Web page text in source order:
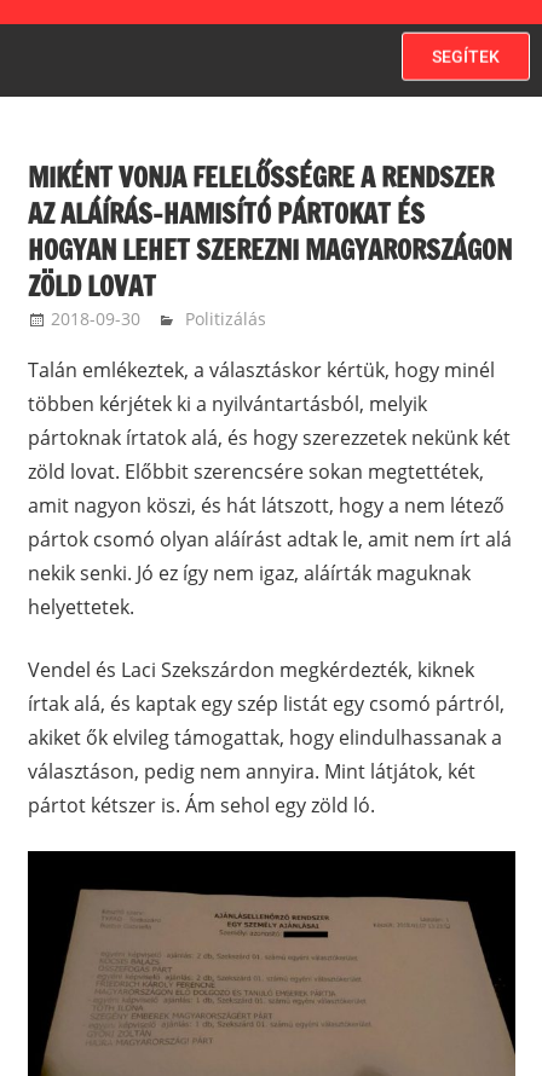
SEGÍTEK
MIKÉNT VONJA FELELŐSSÉGRE A RENDSZER
AZ ALÁÍRÁS-HAMISÍTÓ PÁRTOKAT ÉS
HOGYAN LEHET SZEREZNI MAGYARORSZÁGON
ZÖLD LOVAT
2018-09-30 kovacsandrea
Politizálás
Talán emlékeztek, a választáskor kértük, hogy minél
többen kérjétek ki a nyilvántartásból, melyik
pártoknak írtatok alá, és hogy szerezzetek nekünk két
zöld lovat. Előbbit szerencsére sokan megtettétek,
amit nagyon köszi, és hát látszott, hogy a nem létező
pártok csomó olyan aláírást adtak le, amit nem írt alá
nekik senki. Jó ez így nem igaz, aláírták maguknak
helyettetek.
Vendel és Laci Szekszárdon megkérdezték, kiknek
írtak alá, és kaptak egy szép listát egy csomó pártról,
akiket ők elvileg támogattak, hogy elindulhassanak a
választáson, pedig nem annyira. Mint látjátok, két
pártot kétszer is. Ám sehol egy zöld ló.